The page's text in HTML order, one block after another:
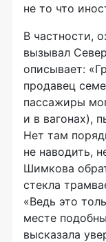
не то что
В частности,
вызывал
описывает:
продавец
пассажиры
и в вагонах),
Нет там
не наводить,
Шимкова
стекла
«Ведь это
месте
высказала